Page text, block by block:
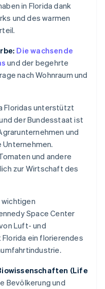
in Florida dank
und des warmen
Die wachsende
und der begehrte
nach Wohnraum und
Floridas unterstützt
der Bundesstaat ist
und
und andere
zur Wirtschaft des
Space Center
Luft- und
ein florierendes
(Life
Bevölkerung und